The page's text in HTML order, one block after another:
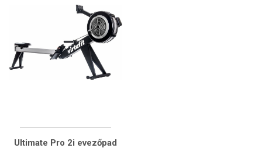
Ultimate Pro 2i evezőpad